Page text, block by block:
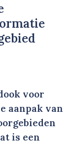
voor
aanpak van
is een